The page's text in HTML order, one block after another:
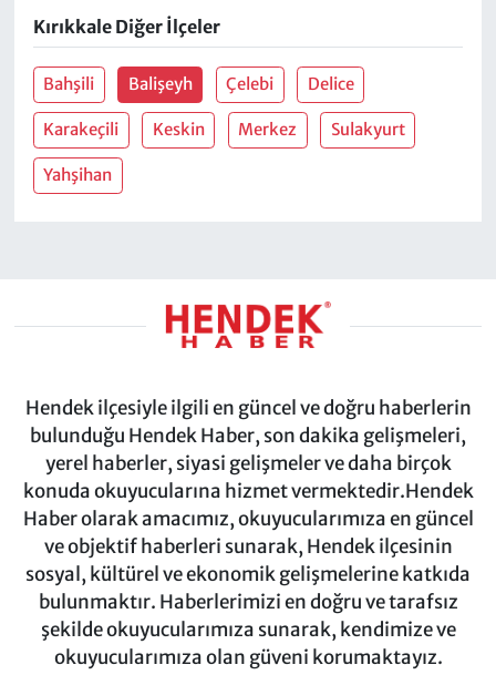
Kırıkkale Diğer İlçeler
Bahşili Balişeyh Çelebi Delice
Karakeçili Keskin Merkez Sulakyurt
Yahşihan
Hendek ilçesiyle ilgili en güncel ve doğru haberlerin
bulunduğu Hendek Haber, son dakika gelişmeleri,
yerel haberler, siyasi gelişmeler ve daha birçok
konuda okuyucularına hizmet vermektedir.Hendek
Haber olarak amacımız, okuyucularımıza en güncel
ve objektif haberleri sunarak, Hendek ilçesinin
sosyal, kültürel ve ekonomik gelişmelerine katkıda
bulunmaktır. Haberlerimizi en doğru ve tarafsız
şekilde okuyucularımıza sunarak, kendimize ve
okuyucularımıza olan güveni korumaktayız.